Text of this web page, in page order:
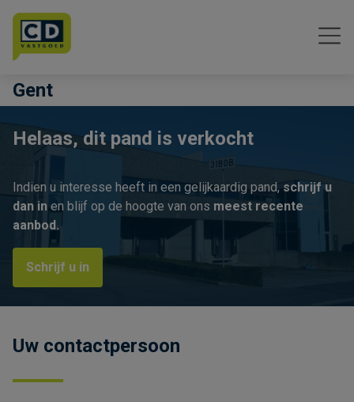
Menu overslaan en naar de inhoud gaan
Gent
Helaas, dit pand is verkocht
Indien u interesse heeft in een gelijkaardig pand, schrijf u
dan in en blijf op de hoogte van ons meest recente
aanbod.
Schrijf u in
Uw contactpersoon